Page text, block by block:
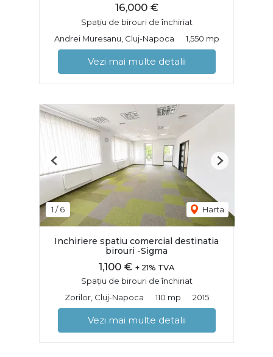
16,000 €
Spațiu de birouri de închiriat
Andrei Muresanu, Cluj-Napoca
1,550 mp
Vezi mai multe detalii
1 /6 Harta
Previous Next
Inchiriere spatiu comercial destinatia
birouri -Sigma
1,100 € + 21% TVA
Spațiu de birouri de închiriat
Zorilor, Cluj-Napoca
110 mp 2015
Vezi mai multe detalii